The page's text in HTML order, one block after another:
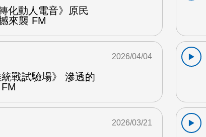
化動人電音》原民
來襲 FM
戰試驗場》 滲透的
2026/04/04
2026/03/21